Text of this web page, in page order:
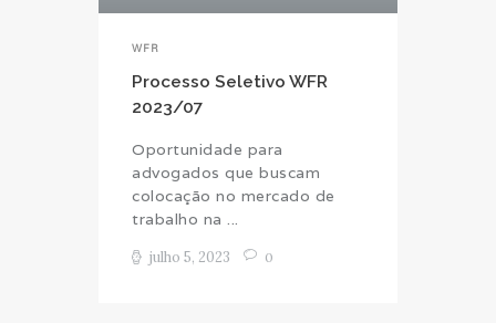
WFR
Processo Seletivo WFR
2023/07
Oportunidade para
advogados que buscam
colocação no mercado de
trabalho na ...
julho 5, 2023 0